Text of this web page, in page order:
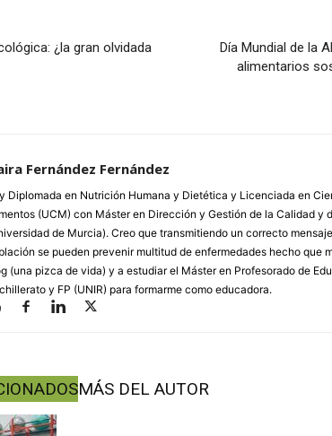
¿la gran olvidada
Día Mundial de la
alimentarios
Fernández Fernández
Diplomada en Nutrición Humana y Dietética y Licenciada en
(UCM) con Máster en Dirección y Gestión de la Calidad y
de Murcia). Creo que transmitiendo un correcto
se pueden prevenir multitud de enfermedades hecho que
(una pizca de vida) y a estudiar el Máster en Profesorado de
y FP (UNIR) para formarme como educadora.
MÁS DEL AUTOR